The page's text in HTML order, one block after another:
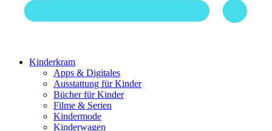
Kinderkram
Apps & Digitales
Ausstattung für Kinder
Bücher für Kinder
Filme & Serien
Kindermode
Kinderwagen